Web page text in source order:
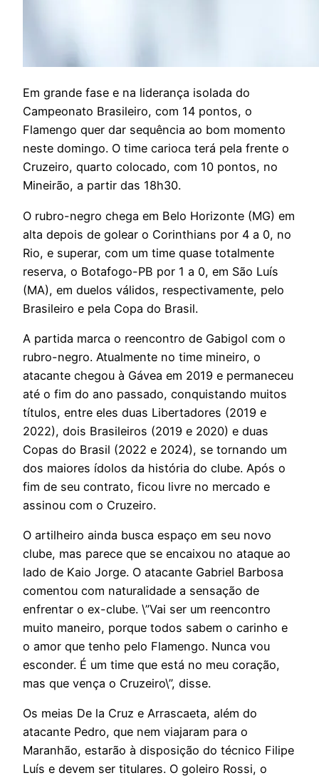
Em grande fase e na liderança isolada do
Campeonato Brasileiro, com 14 pontos, o
Flamengo quer dar sequência ao bom momento
neste domingo. O time carioca terá pela frente o
Cruzeiro, quarto colocado, com 10 pontos, no
Mineirão, a partir das 18h30.
O rubro-negro chega em Belo Horizonte (MG) em
alta depois de golear o Corinthians por 4 a 0, no
Rio, e superar, com um time quase totalmente
reserva, o Botafogo-PB por 1 a 0, em São Luís
(MA), em duelos válidos, respectivamente, pelo
Brasileiro e pela Copa do Brasil.
A partida marca o reencontro de Gabigol com o
rubro-negro. Atualmente no time mineiro, o
atacante chegou à Gávea em 2019 e permaneceu
até o fim do ano passado, conquistando muitos
títulos, entre eles duas Libertadores (2019 e
2022), dois Brasileiros (2019 e 2020) e duas
Copas do Brasil (2022 e 2024), se tornando um
dos maiores ídolos da história do clube. Após o
fim de seu contrato, ficou livre no mercado e
assinou com o Cruzeiro.
O artilheiro ainda busca espaço em seu novo
clube, mas parece que se encaixou no ataque ao
lado de Kaio Jorge. O atacante Gabriel Barbosa
comentou com naturalidade a sensação de
enfrentar o ex-clube. \”Vai ser um reencontro
muito maneiro, porque todos sabem o carinho e
o amor que tenho pelo Flamengo. Nunca vou
esconder. É um time que está no meu coração,
mas que vença o Cruzeiro\”, disse.
Os meias De la Cruz e Arrascaeta, além do
atacante Pedro, que nem viajaram para o
Maranhão, estarão à disposição do técnico Filipe
Luís e devem ser titulares. O goleiro Rossi, o